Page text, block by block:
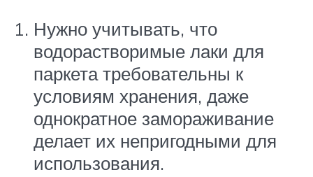
Нужно учитывать, что
водорастворимые лаки для
паркета требовательны к
условиям хранения, даже
однократное замораживание
делает их непригодными для
использования.